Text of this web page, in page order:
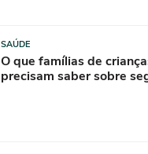
SAÚDE
O que famílias de
precisam saber sobre